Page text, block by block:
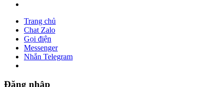
Trang chủ
Chat Zalo
Gọi điện
Messenger
Nhắn Telegram
Đăng nhập